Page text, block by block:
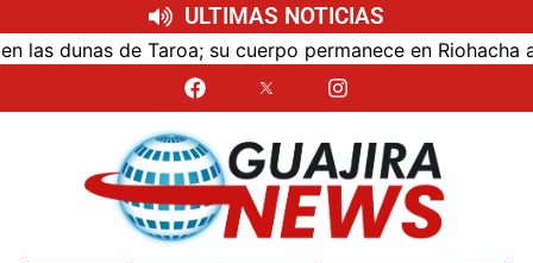
ULTIMAS NOTICIAS
de Taroa; su cuerpo permanece en Riohacha a la